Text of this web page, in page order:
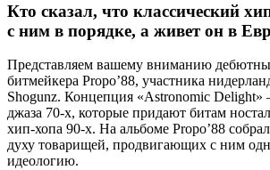
Кто сказал, что классический
с ним в порядке, а живет он в
Представляем вашему вниманию
битмейкера Propo’88, участника
Shogunz. Концепция «Astronomic
джаза 70-х, которые придают битам
хип-хопа 90-х. На альбоме Propo’88
духу товарищей, продвигающих с ним
идеологию.